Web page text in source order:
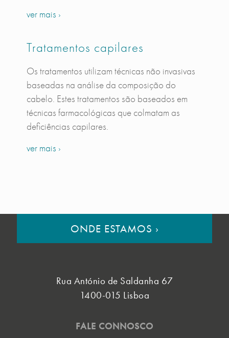
ver mais ›
Tratamentos capilares
Os tratamentos utilizam técnicas não invasivas
baseadas na análise da composição do
cabelo. Estes tratamentos são baseados em
técnicas farmacológicas que colmatam as
deficiências capilares.
ver mais ›
ONDE ESTAMOS ›
Rua António de Saldanha 67
1400-015 Lisboa
FALE CONNOSCO